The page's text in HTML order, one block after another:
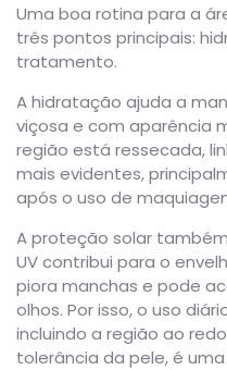
Uma boa rotina para a
três pontos principais:
tratamento.
A hidratação ajuda a
viçosa e com aparência
região está ressecada,
mais evidentes,
após o uso de
A proteção solar
UV contribui para o
piora manchas e pode
olhos. Por isso, o uso
incluindo a região ao
tolerância da pele, é